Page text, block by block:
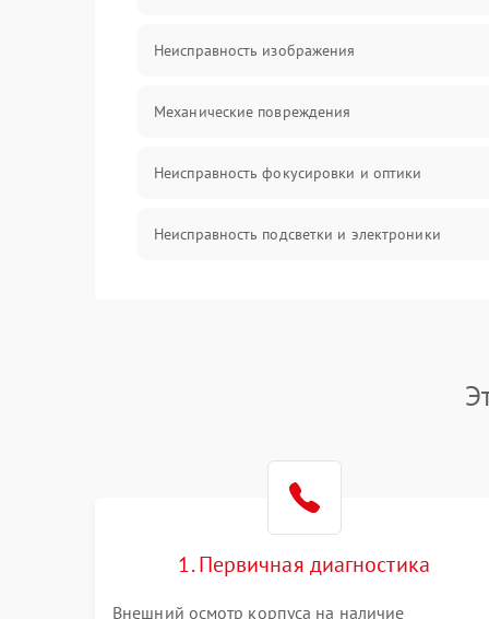
Неисправность изображения
Механические повреждения
Неисправность фокусировки и оптики
Неисправность подсветки и электроники
Корпус/Герметичность
1. Первичная диагностика
Внешний осмотр корпуса на наличие